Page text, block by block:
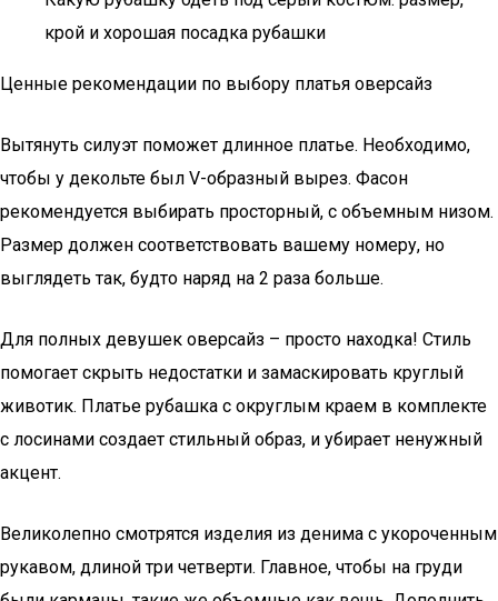
крой и хорошая посадка рубашки
Ценные рекомендации по выбору платья оверсайз
Вытянуть силуэт поможет длинное платье. Необходимо,
чтобы у декольте был V-образный вырез. Фасон
рекомендуется выбирать просторный, с объемным низом.
Размер должен соответствовать вашему номеру, но
выглядеть так, будто наряд на 2 раза больше.
Для полных девушек оверсайз – просто находка! Стиль
помогает скрыть недостатки и замаскировать круглый
животик. Платье рубашка с округлым краем в комплекте
с лосинами создает стильный образ, и убирает ненужный
акцент.
Великолепно смотрятся изделия из денима с укороченным
рукавом, длиной три четверти. Главное, чтобы на груди